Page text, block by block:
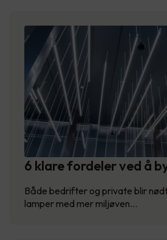
6 klare fordeler ved å
Både bedrifter og private blir
lamper med mer miljøven…